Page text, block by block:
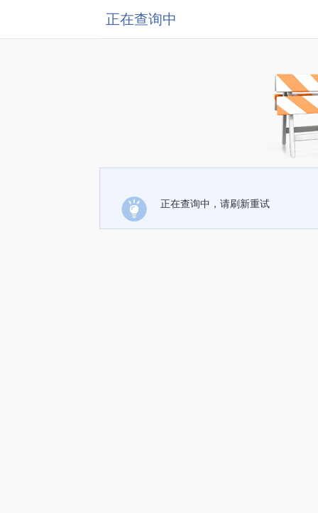
正在查询中
正在查询中，请刷新重试